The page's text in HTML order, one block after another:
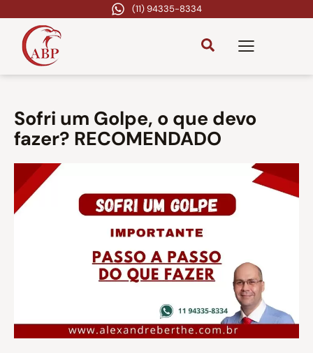
(11) 94335-8334
Sofri um Golpe, o que devo
fazer? RECOMENDADO